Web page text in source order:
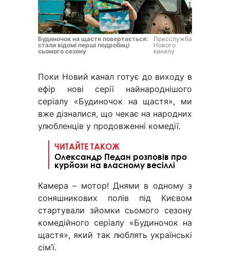
Будиночок на щастя повертається:
стали відомі перші подробиці
сьомого сезону
Пресслужба
Нового
каналу
Поки Новий канал готує до виходу в
ефір нові серії найнароднішого
серіалу «Будиночок на щастя», ми
вже дізналися, що чекає на народних
улюбленців у продовженні комедії.
ЧИТАЙТЕ ТАКОЖ
Олександр Педан розповів про
курйози на власному весіллі
Камера – мотор! Днями в одному з
соняшникових полів під Києвом
стартували зйомки сьомого сезону
комедійного серіалу «Будиночок на
щастя», який так люблять українські
сім’ї.